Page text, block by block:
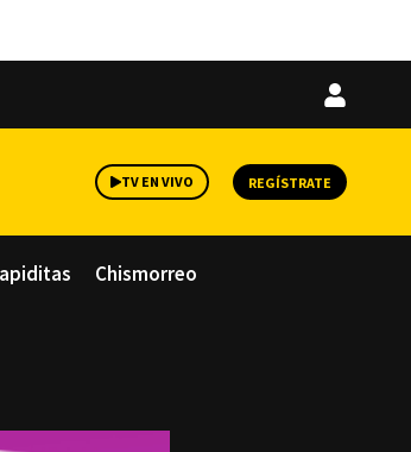
Iniciar
TV EN VIVO REGÍSTRATE
Chismorreo